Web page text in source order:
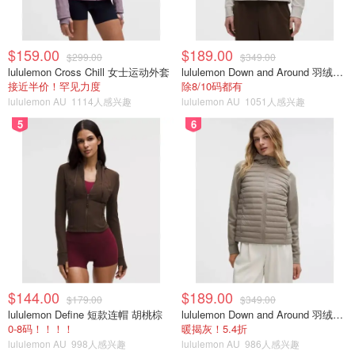
$159.00 $299.00
lululemon Cross Chill 女士运动外套
接近半价！罕见力度
lululemon AU 1114人感兴趣
$189.00 $349.00
lululemon Down and Around 羽绒夹克
除8/10码都有
lululemon AU 1051人感兴趣
5
$144.00 $179.00
lululemon Define 短款连帽 胡桃棕
0-8码！！！！
lululemon AU 998人感兴趣
6
$189.00 $349.00
lululemon Down and Around 羽绒夹克
暖揭灰！5.4折
lululemon AU 986人感兴趣